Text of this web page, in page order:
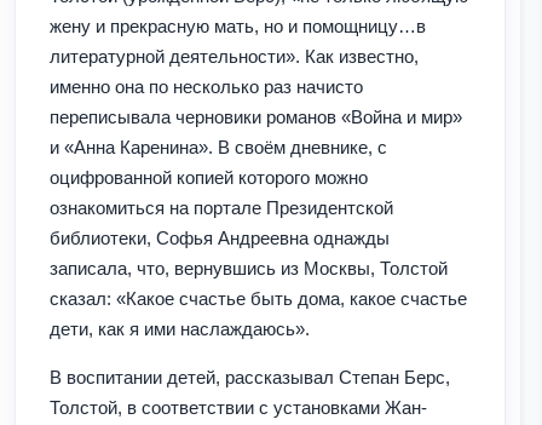
жену и прекрасную мать, но и помощницу…в
литературной деятельности». Как известно,
именно она по несколько раз начисто
переписывала черновики романов «Война и мир»
и «Анна Каренина». В своём дневнике, с
оцифрованной копией которого можно
ознакомиться на портале Президентской
библиотеки, Софья Андреевна однажды
записала, что, вернувшись из Москвы, Толстой
сказал: «Какое счастье быть дома, какое счастье
дети, как я ими наслаждаюсь».
В воспитании детей, рассказывал Степан Берс,
Толстой, в соответствии с установками Жан-